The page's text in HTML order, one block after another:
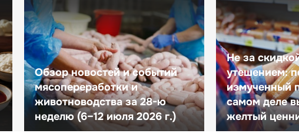
Обзор новостей и событий
мясопереработки и
животноводства за 28-ю
неделю (6–12 июля 2026 г.)
Не за
утешением:
измученный
самом деле
желтый